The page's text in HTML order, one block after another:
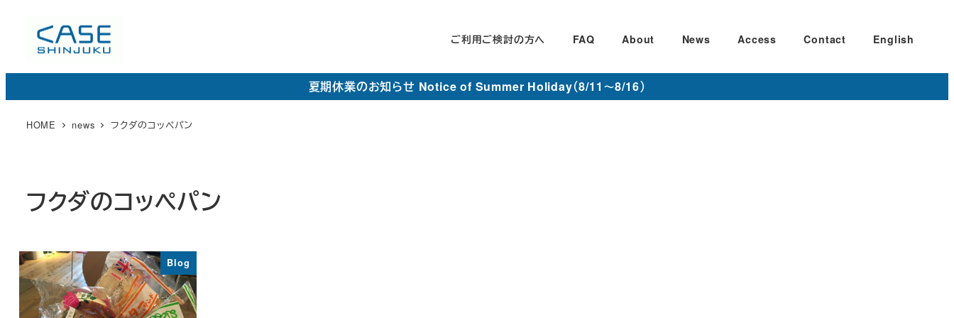
コ
ご利用ご検討の方へ FAQ About News Access Contact English
夏期休業のお知らせ Notice of Summer Holiday（8/11～8/16）
HOME news フクダのコッペパン
フクダのコッペパン
Blog